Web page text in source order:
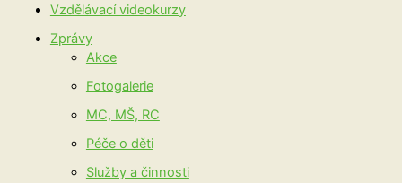
Vzdělávací videokurzy
Zprávy
Akce
Fotogalerie
MC, MŠ, RC
Péče o děti
Služby a činnosti